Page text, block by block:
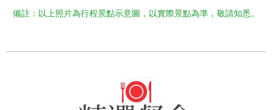
備註：以上照片為行程景點示意圖，以實際景點為準，敬請知悉。